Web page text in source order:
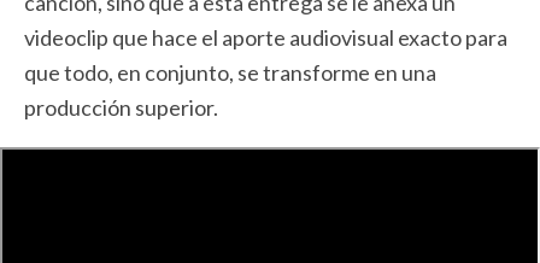
videoclip que hace el aporte audiovisual exacto para
que todo, en conjunto, se transforme en una
producción superior.